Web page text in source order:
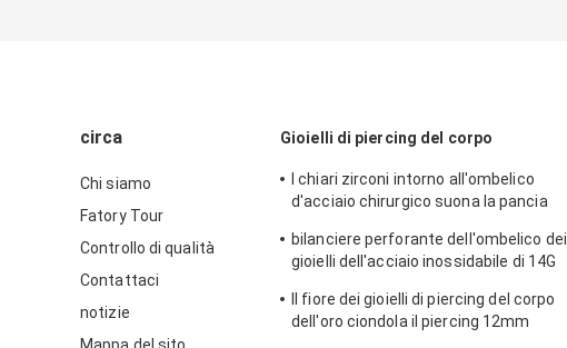
circa
Chi siamo
Fatory Tour
Controllo di qualità
Contattaci
notizie
Gioielli di piercing del corpo
I chiari zirconi intorno all'ombelico
d'acciaio chirurgico suona la pancia
bilanciere perforante dell'ombelico dei
gioielli dell'acciaio inossidabile di 14G
Il fiore dei gioielli di piercing del corpo
dell'oro ciondola il piercing 12mm